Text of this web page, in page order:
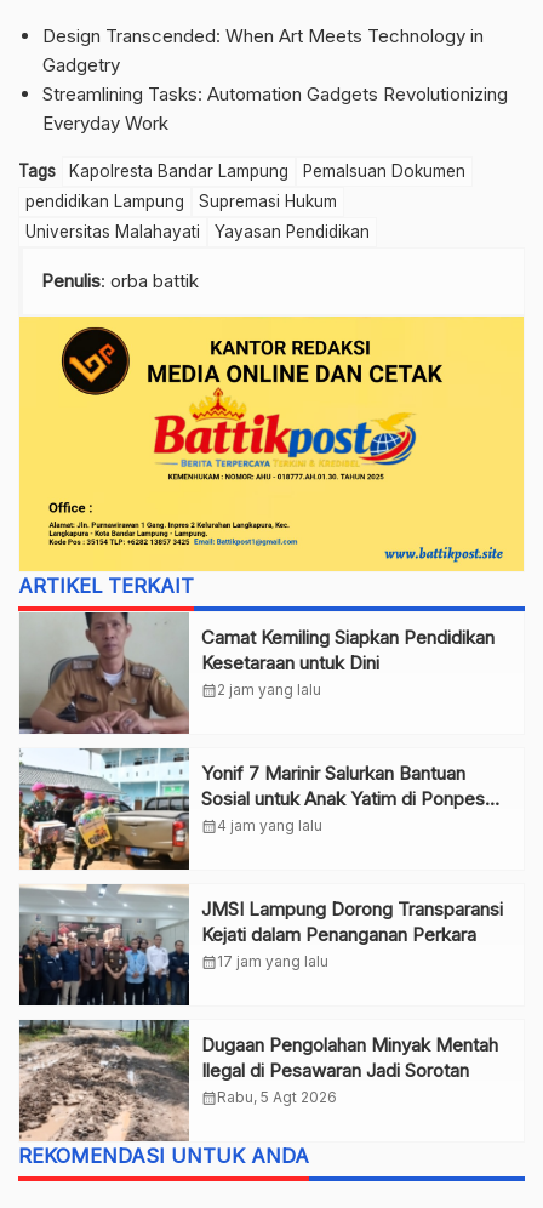
Design Transcended: When Art Meets Technology in
Gadgetry
Streamlining Tasks: Automation Gadgets Revolutionizing
Everyday Work
Tags Kapolresta Bandar Lampung
Pemalsuan Dokumen
pendidikan Lampung
Supremasi Hukum
Universitas Malahayati
Yayasan Pendidikan
Penulis: orba battik
ARTIKEL TERKAIT
Camat Kemiling Siapkan Pendidikan
Kesetaraan untuk Dini
calendar_month2 jam yang lalu
Yonif 7 Marinir Salurkan Bantuan
Sosial untuk Anak Yatim di Ponpes
Nurul Huda
calendar_month4 jam yang lalu
JMSI Lampung Dorong Transparansi
Kejati dalam Penanganan Perkara
calendar_month17 jam yang lalu
Dugaan Pengolahan Minyak Mentah
Ilegal di Pesawaran Jadi Sorotan
calendar_monthRabu, 5 Agt 2026
REKOMENDASI UNTUK ANDA